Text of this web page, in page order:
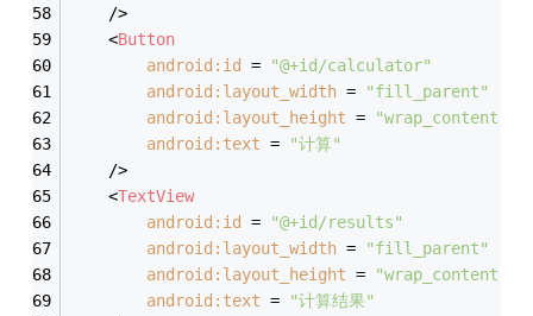
    />
<Button
android:id
=
"@+id/calculator"
android:layout_width =
"fill_parent"
android:layout_height =
"wrap_content"
android:text =
"计算"
    />
<TextView
android:id
=
"@+id/results"
android:layout_width =
"fill_parent"
android:layout_height =
"wrap_content"
android:text =
"计算结果"